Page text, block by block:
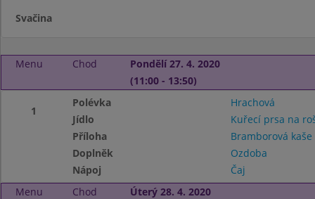
Svačina
Menu Chod
Pondělí 27. 4. 2020
(11:00 - 13:50)
1
Polévka
Hrachová
Jídlo
Kuřecí prsa na
Příloha
Bramborová
Doplněk
Ozdoba
Nápoj
Čaj
Menu
Chod
Úterý 28. 4. 2020